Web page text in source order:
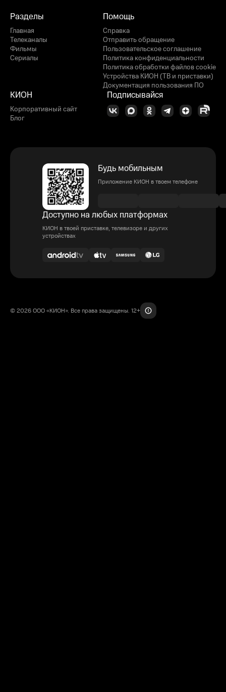
Разделы
Главная
Телеканалы
Фильмы
Сериалы
Помощь
Справка
Отправить обращение
Пользовательское соглашение
Политика конфиденциальности
Политика обработки файлов cookie
Устройства КИОН (ТВ и приставки)
Документация пользования ПО
КИОН
Корпоративный сайт
Блог
Подписывайся
Будь мобильным
Приложение КИОН в твоем телефоне
Доступно на любых платформах
КИОН в твоей приставке, телевизоре и других
устройствах
© 2026 ООО «КИОН». Все права защищены. 12+